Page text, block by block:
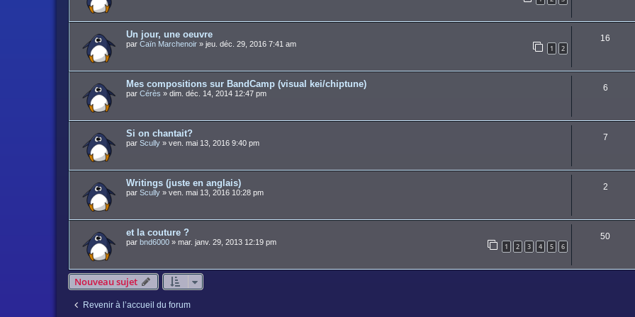
Un jour, une oeuvre
par Caïn Marchenoir » jeu. déc. 29, 2016 7:41 am 1 2
16
Mes compositions sur BandCamp (visual kei/chiptune)
par Cérès » dim. déc. 14, 2014 12:47 pm
6
Si on chantait?
par Scully » ven. mai 13, 2016 9:40 pm
7
Writings (juste en anglais)
par Scully » ven. mai 13, 2016 10:28 pm
2
et la couture ?
par bnd6000 » mar. janv. 29, 2013 12:19 pm 1 2 3 4 5 6
50
Nouveau sujet
Revenir à l’accueil du forum